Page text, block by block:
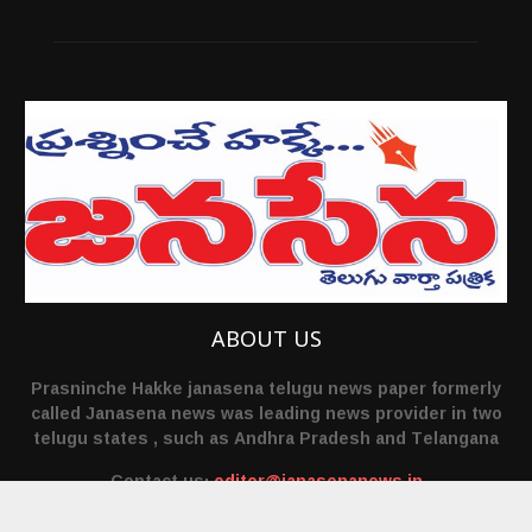
ABOUT US
Prasninche Hakke janasena telugu news paper formerly
called Janasena news was leading news provider in two
telugu states , such as Andhra Pradesh and Telangana
Contact us:editor@janasenanews.in